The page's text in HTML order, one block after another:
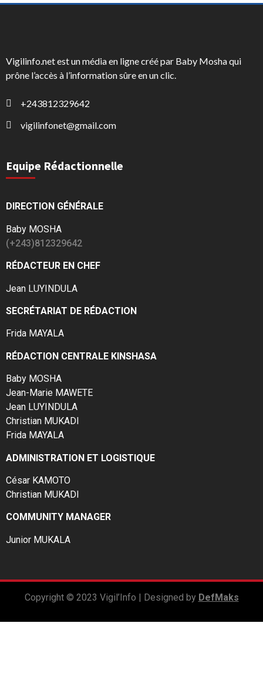
Vigilinfo.net est un média en ligne créé par Baby Mosha qui
prône l’accès à l’information sûre en un clic.
+243812329642
vigilinfonet@gmail.com
Equipe Rédactionnelle
DIRECTION GÉNÉRALE
Baby MOSHA
(+243)812329642
RÉDACTEUR EN CHEF
Jean LUYINDULA
SECRÉTARIAT DE RÉDACTION
Frida MAYALA
RÉDACTION CENTRALE KINSHASA
Baby MOSHA
Jean-Marie MAWETE
Jean LUYINDULA
Christian MUKADI
Frida MAYALA
ADMINISTRATION ET LOGISTIQUE
César KAMOTO
Christian MUKADI
COMMUNITY MANAGER
Junior MUKALA
Copyright © 2023 Vigil’Info | Designed by DefMaks